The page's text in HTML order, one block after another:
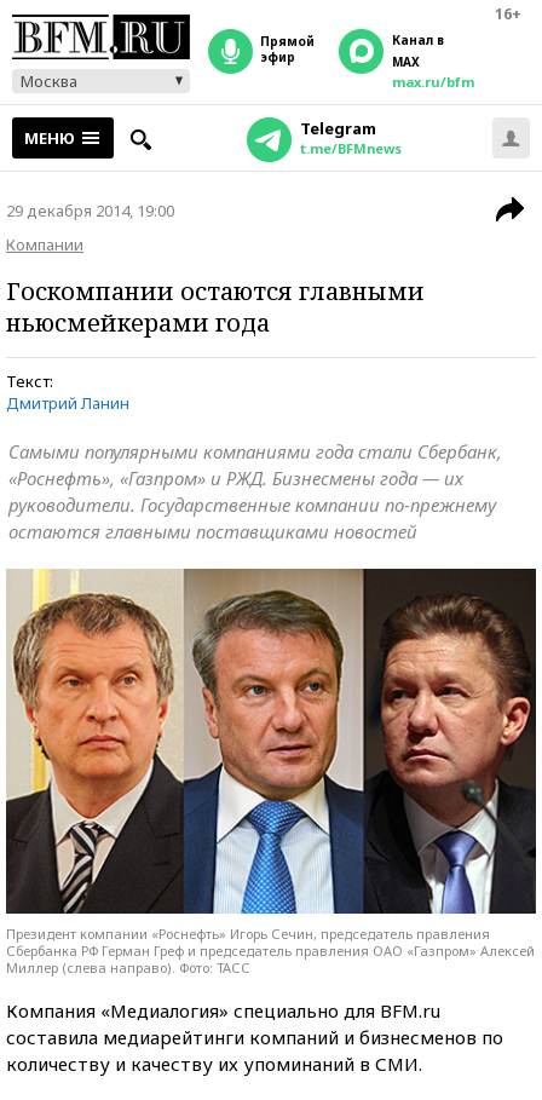
16+
Москва
прямой
эфир
Канал в
MAX
max.ru/bfm
МЕНЮ Telegram
t.me/BFMnews
29 декабря 2014, 19:00
Компании
Госкомпании остаются главными
ньюсмейкерами года
Текст:
Дмитрий Ланин
Самыми популярными компаниями года стали Сбербанк,
«Роснефть», «Газпром» и РЖД. Бизнесмены года — их
руководители. Государственные компании по-прежнему
остаются главными поставщиками новостей
Президент компании «Роснефть» Игорь Сечин, председатель правления
Сбербанка РФ Герман Греф и председатель правления ОАО «Газпром» Алексей
Миллер (слева направо). Фото: ТАСС
Компания «Медиалогия» специально для BFM.ru
составила медиарейтинги компаний и бизнесменов по
количеству и качеству их упоминаний в СМИ.